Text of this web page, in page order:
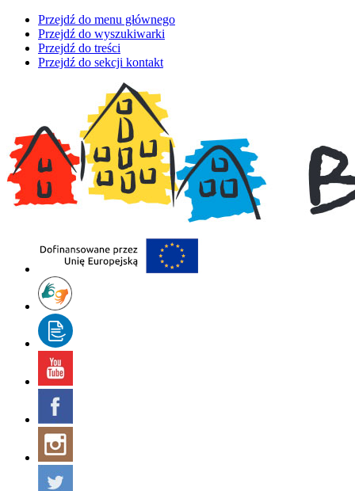
Przejdź do menu głównego
Przejdź do wyszukiwarki
Przejdź do treści
Przejdź do sekcji kontakt